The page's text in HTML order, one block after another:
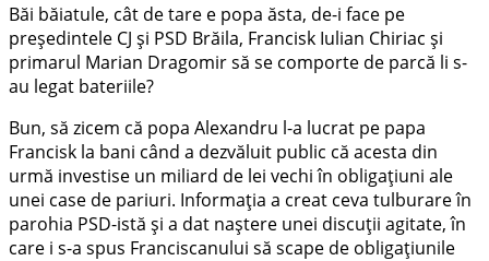
Băi băiatule, cât de tare e popa ăsta, de-i face pe
președintele CJ și PSD Brăila, Francisk Iulian Chiriac și
primarul Marian Dragomir să se comporte de parcă li s-
au legat bateriile?
Bun, să zicem că popa Alexandru l-a lucrat pe papa
Francisk la bani când a dezvăluit public că acesta din
urmă investise un miliard de lei vechi în obligațiuni ale
unei case de pariuri. Informația a creat ceva tulburare în
parohia PSD-istă și a dat naștere unei discuții agitate, în
care i s-a spus Franciscanului să scape de obligațiunile